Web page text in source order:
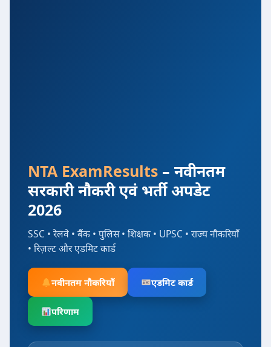
NTA ExamResults – नवीनतम
सरकारी नौकरी एवं भर्ती अपडेट
2026
SSC • रेलवे • बैंक • पुलिस • शिक्षक • UPSC • राज्य नौकरियाँ
• रिज़ल्ट और एडमिट कार्ड
नवीनतम नौकरियाँ एडमिट कार्ड
परिणाम